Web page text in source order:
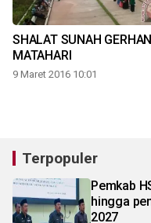
SHALAT SUNAH
MATAHARI
9 Maret 2016 10:01
Terpopuler
Pemkab
hingga
2027